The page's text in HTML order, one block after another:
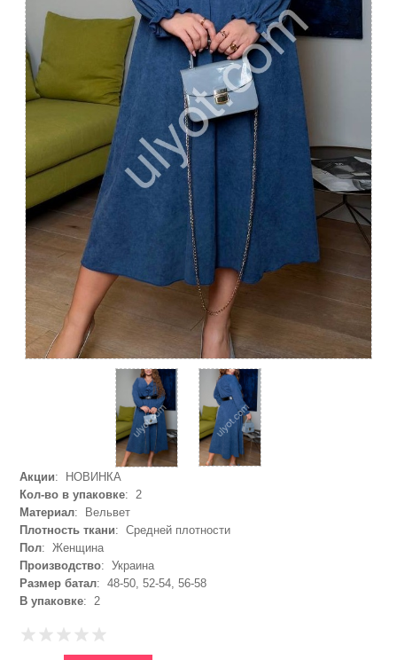
Акции: НОВИНКА
Кол-во в упаковке: 2
Материал: Вельвет
Плотность ткани: Средней плотности
Пол: Женщина
Производство: Украина
Размер батал: 48-50, 52-54, 56-58
В упаковке: 2